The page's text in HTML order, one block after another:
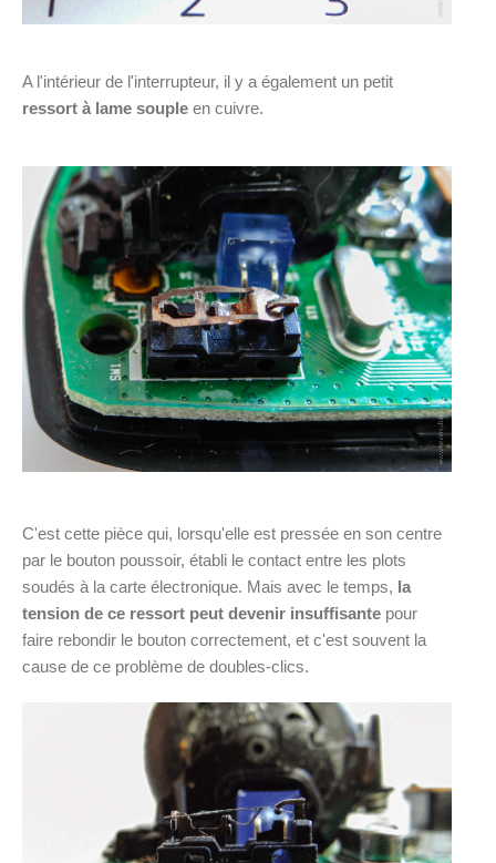
A l'intérieur de l'interrupteur, il y a également un petit
ressort à lame souple en cuivre.
C'est cette pièce qui, lorsqu'elle est pressée en son centre
par le bouton poussoir, établi le contact entre les plots
soudés à la carte électronique. Mais avec le temps, la
tension de ce ressort peut devenir insuffisante pour
faire rebondir le bouton correctement, et c'est souvent la
cause de ce problème de doubles-clics.